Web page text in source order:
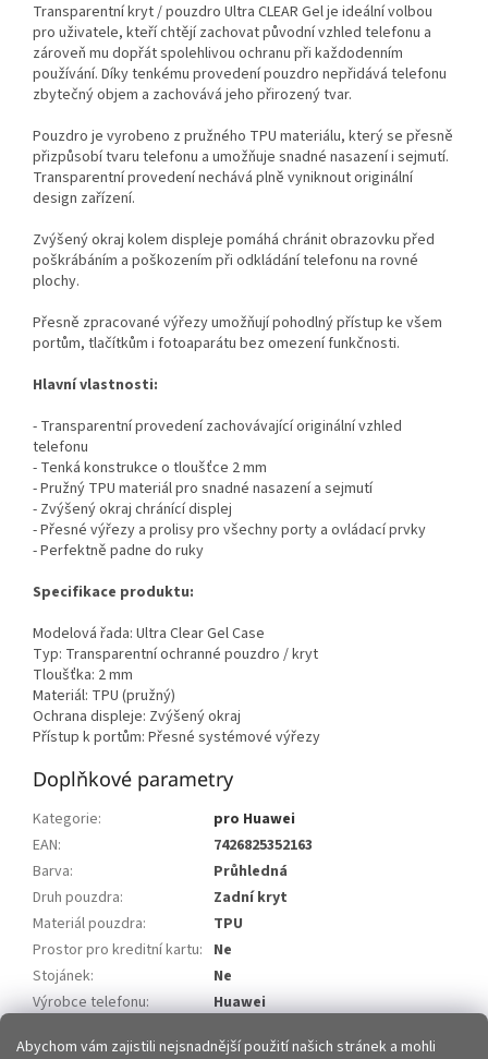
Abychom vám zajistili nejsnadnější použití našich stránek a mohli
Transparentní kryt / pouzdro Ultra CLEAR Gel je ideální volbou
pro uživatele, kteří chtějí zachovat původní vzhled telefonu a
zároveň mu dopřát spolehlivou ochranu při každodenním
používání. Díky tenkému provedení pouzdro nepřidává telefonu
zbytečný objem a zachovává jeho přirozený tvar.
Pouzdro je vyrobeno z pružného TPU materiálu, který se přesně
přizpůsobí tvaru telefonu a umožňuje snadné nasazení i sejmutí.
Transparentní provedení nechává plně vyniknout originální
design zařízení.
Zvýšený okraj kolem displeje pomáhá chránit obrazovku před
poškrábáním a poškozením při odkládání telefonu na rovné
plochy.
Přesně zpracované výřezy umožňují pohodlný přístup ke všem
portům, tlačítkům i fotoaparátu bez omezení funkčnosti.
Hlavní vlastnosti:
- Transparentní provedení zachovávající originální vzhled
telefonu
- Tenká konstrukce o tloušťce 2 mm
- Pružný TPU materiál pro snadné nasazení a sejmutí
- Zvýšený okraj chránící displej
- Přesné výřezy a prolisy pro všechny porty a ovládací prvky
- Perfektně padne do ruky
Specifikace produktu:
Modelová řada: Ultra Clear Gel Case
Typ: Transparentní ochranné pouzdro / kryt
Tloušťka: 2 mm
Materiál: TPU (pružný)
Ochrana displeje: Zvýšený okraj
Přístup k portům: Přesné systémové výřezy
Doplňkové parametry
Kategorie:
pro Huawei
EAN:
7426825352163
Barva:
Průhledná
Druh pouzdra:
Zadní kryt
Materiál pouzdra:
TPU
Prostor pro kreditní kartu: Ne
Stojánek:
Ne
Výrobce telefonu:
Huawei